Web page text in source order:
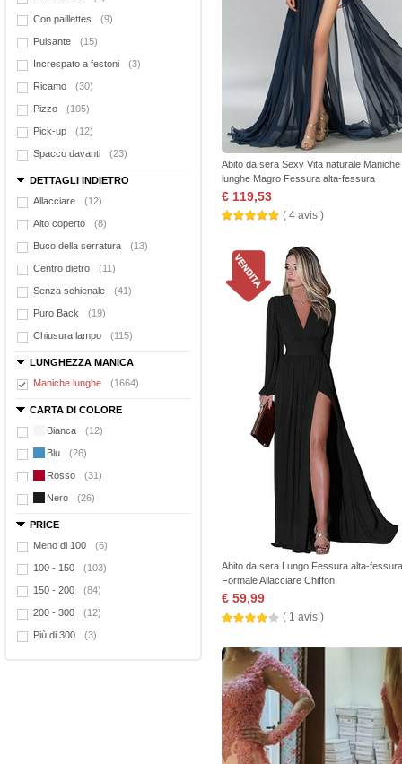
Con paillettes (9)
Pulsante (15)
Increspato a festoni (3)
Ricamo (30)
Pizzo (105)
Pick-up (12)
Spacco davanti (23)
DETTAGLI INDIETRO
Allacciare
(12)
Alto coperto (8)
Buco della serratura (13)
Centro dietro (11)
Senza schienale (41)
Puro Back (19)
Chiusura lampo (115)
LUNGHEZZA MANICA
Maniche lunghe
(1664)
CARTA DI COLORE
Bianca
(12)
Blu (26)
Rosso (31)
Nero (26)
PRICE
Meno di 100
(6)
100 - 150 (103)
150 - 200 (84)
200 - 300 (12)
Più di 300 (3)
Abito da sera Sexy Vita naturale Maniche
lunghe Magro Fessura alta-fessura
€ 119,53
( 4 avis )
Abito da sera Lungo Fessura alta-fessura
Formale Allacciare Chiffon
€ 59,99
( 1 avis )